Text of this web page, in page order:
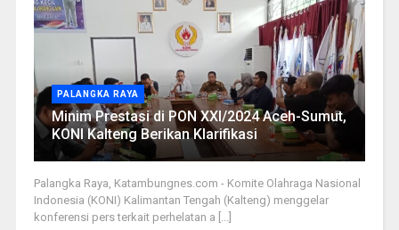
PALANGKA RAYA
Minim Prestasi di PON XXI/2024 Aceh-Sumut,
KONI Kalteng Berikan Klarifikasi
Palangka Raya, Katambungnes.com - Komite Olahraga Nasional
Indonesia (KONI) Kalimantan Tengah (Kalteng) menggelar
konferensi pers terkait perhelatan a [...]